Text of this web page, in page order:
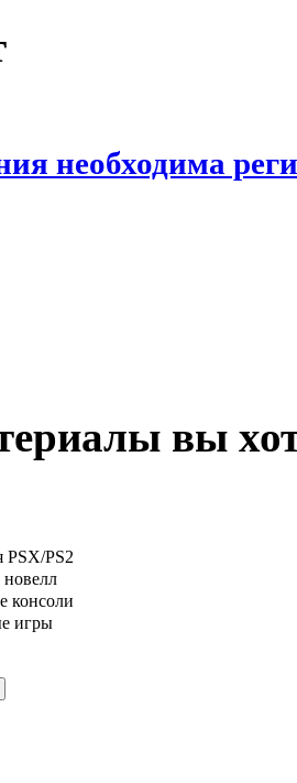
необходима
вы
PSX/PS2
консоли
игры